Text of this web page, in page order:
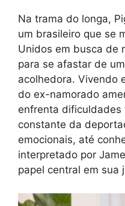
Na trama do longa,
um brasileiro que se
Unidos em busca de
para se afastar de
acolhedora. Vivendo
do ex-namorado
enfrenta dificuldades
constante da
emocionais, até
interpretado por
papel central em sua